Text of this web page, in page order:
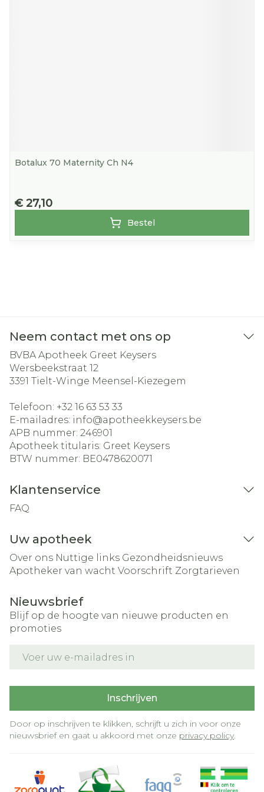
Botalux 70 Maternity Ch N4
€ 27,10
Bestel
Neem contact met ons op
BVBA Apotheek Greet Keysers
Wersbeekstraat 12
3391 Tielt-Winge Meensel-Kiezegem
Telefoon: +32 16 63 53 33
E-mailadres: info@apotheekkeysers.be
APB nummer: 246901
Apotheek titularis: Greet Keysers
BTW nummer: BE0478620071
Klantenservice
FAQ
Uw apotheek
Over ons Nuttige links Gezondheidsnieuws
Apotheker van wacht Voorschrift Zorgtarieven
Nieuwsbrief
Blijf op de hoogte van nieuwe producten en
promoties
Inschrijven
Door op inschrijven te klikken, schrijft u zich in voor onze
nieuwsbrief en gaat u akkoord met onze privacy policy.